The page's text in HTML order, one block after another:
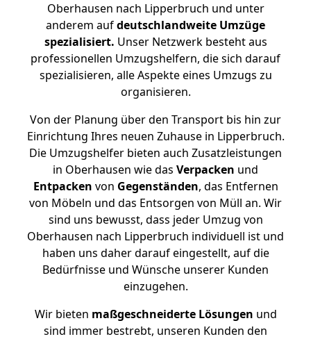
Oberhausen nach Lipperbruch und unter
anderem aufdeutschlandweite Umzüge
spezialisiert. Unser Netzwerk besteht aus
professionellen Umzugshelfern, die sich darauf
spezialisieren, alle Aspekte eines Umzugs zu
organisieren.
Von der Planung über den Transport bis hin zur
Einrichtung Ihres neuen Zuhause in Lipperbruch.
Die Umzugshelfer bieten auch Zusatzleistungen
in Oberhausen wie das Verpacken und
Entpacken von Gegenständen, das Entfernen
von Möbeln und das Entsorgen von Müll an. Wir
sind uns bewusst, dass jeder Umzug von
Oberhausen nach Lipperbruch individuell ist und
haben uns daher darauf eingestellt, auf die
Bedürfnisse und Wünsche unserer Kunden
einzugehen.
Wir bieten maßgeschneiderte Lösungen und
sind immer bestrebt, unseren Kunden den